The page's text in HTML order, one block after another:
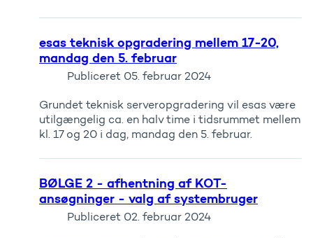
esas teknisk opgradering mellem 17-20,
mandag den 5. februar
Publiceret 05. februar 2024
Grundet teknisk serveropgradering vil esas være
utilgængelig ca. en halv time i tidsrummet mellem
kl. 17 og 20 i dag, mandag den 5. februar.
BØLGE 2 - afhentning af KOT-
ansøgninger - valg af systembruger
Publiceret 02. februar 2024